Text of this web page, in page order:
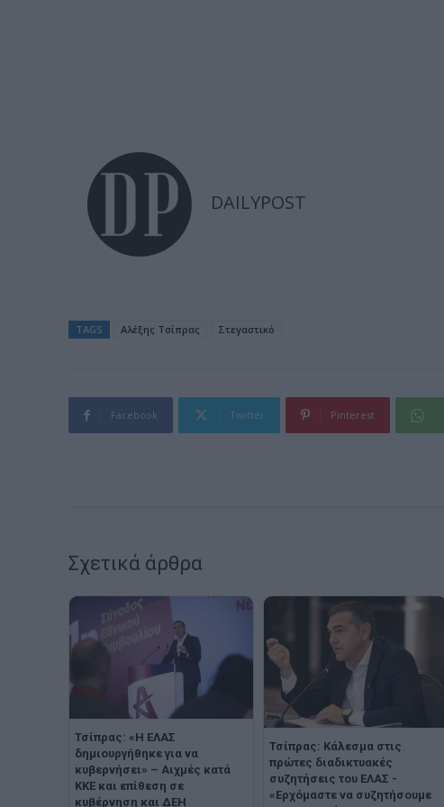
DAILYPOST
TAGS Aλέξης Τσίπρας Στεγαστικό
Facebook Twitter Pinterest
Σχετικά άρθρα
Τσίπρας: «Η ΕΛΑΣ
δημιουργήθηκε για να
κυβερνήσει» – Αιχμές κατά
ΚΚΕ και επίθεση σε
κυβέρνηση και ΔΕΗ
Τσίπρας: Κάλεσμα στις
πρώτες διαδικτυακές
συζητήσεις του ΕΛΑΣ -
«Ερχόμαστε να συζητήσουμε